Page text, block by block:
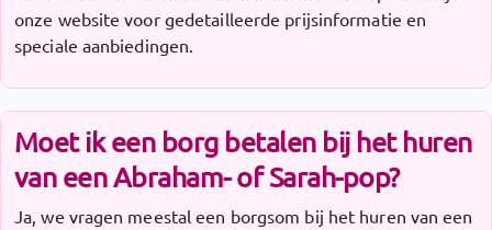
onze website voor gedetailleerde prijsinformatie en
speciale aanbiedingen.
Moet ik een borg betalen bij het huren
van een Abraham- of Sarah-pop?
Ja, we vragen meestal een borgsom bij het huren van een